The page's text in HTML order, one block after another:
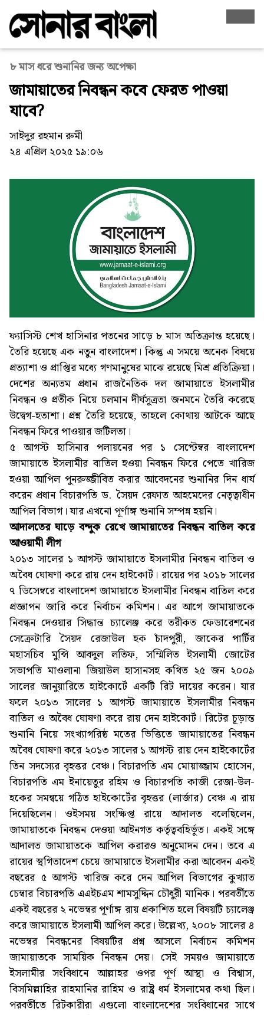
৮ মাস ধরে শুনানির জন্য অপেক্ষা
জামায়াতের নিবন্ধন কবে ফেরত পাওয়া
যাবে?
সাইদুর রহমান রুমী
২৪ এপ্রিল ২০২৫ ১৯:০৬
ফ্যাসিস্ট শেখ হাসিনার পতনের সাড়ে ৮ মাস অতিক্রান্ত হয়েছে।
তৈরি হয়েছে এক নতুন বাংলাদেশ। কিন্তু এ সময়ে অনেক বিষয়ে
প্রত্যাশা ও প্রাপ্তির মধ্যে গণমানুষের মাঝে রয়েছে মিশ্র প্রতিক্রিয়া।
দেশের অন্যতম প্রধান রাজনৈতিক দল জামায়াতে ইসলামীর
নিবন্ধন ও প্রতীক নিয়ে চলমান দীর্ঘসূত্রতা জনমনে তৈরি করেছে
উদ্বেগ-হতাশা। প্রশ্ন তৈরি হয়েছে, তাহলে কোথায় আটকে আছে
নিবন্ধন ফিরে পাওয়ার জটিলতা।
৫ আগস্ট হাসিনার পলায়নের পর ১ সেপ্টেম্বর বাংলাদেশ
জামায়াতে ইসলামীর বাতিল হওয়া নিবন্ধন ফিরে পেতে খারিজ
হওয়া আপিল পুনরুজ্জীবিত করার আবেদনের শুনানির দিন ধার্য
করেন প্রধান বিচারপতি ড. সৈয়দ রেফাত আহমেদের নেতৃত্বাধীন
আপিল বিভাগ। যার এখনো পূর্ণাঙ্গ শুনানি সম্পন্ন হয়নি।
আদালতের ঘাড়ে বন্দুক রেখে জামায়াতের নিবন্ধন বাতিল করে
আওয়ামী লীগ
২০১৩ সালের ১ আগস্ট জামায়াতে ইসলামীর নিবন্ধন বাতিল ও
অবৈধ ঘোষণা করে রায় দেন হাইকোর্ট। রায়ের পর ২০১৮ সালের
৭ ডিসেম্বরে বাংলাদেশ জামায়াতে ইসলামীর নিবন্ধন বাতিল করে
প্রজ্ঞাপন জারি করে নির্বাচন কমিশন। এর আগে জামায়াতকে
নিবন্ধন দেওয়ার সিদ্ধান্ত চ্যালেঞ্জ করে তরীকত ফেডারেশনের
সেক্রেটারি সৈয়দ রেজাউল হক চাঁদপুরী, জাকের পার্টির
মহাসচিব মুন্সি আবদুল লতিফ, সম্মিলিত ইসলামী জোটের
সভাপতি মাওলানা জিয়াউল হাসানসহ কথিত ২৫ জন ২০০৯
সালের জানুয়ারিতে হাইকোর্টে একটি রিট দায়ের করেন। যার
ফলে ২০১৩ সালের ১ আগস্ট জামায়াতে ইসলামীর নিবন্ধন
বাতিল ও অবৈধ ঘোষণা করে রায় দেন হাইকোর্ট। রিটের চূড়ান্ত
শুনানি নিয়ে সংখ্যাগরিষ্ঠ মতের ভিত্তিতে জামায়াতের নিবন্ধন
অবৈধ ঘোষণা করে ২০১৩ সালের ১ আগস্ট রায় দেন হাইকোর্টের
তিন সদস্যের বৃহত্তর বেঞ্চ। বিচারপতি এম মোয়াজ্জাম হোসেন,
বিচারপতি এম ইনায়েতুর রহিম ও বিচারপতি কাজী রেজা-উল-
হকের সমন্বয়ে গঠিত হাইকোর্টের বৃহত্তর (লার্জার) বেঞ্চ এ রায়
দিয়েছিলেন। ওইসময় সংক্ষিপ্ত রায়ে আদালত বলেছিলেন,
জামায়াতকে নিবন্ধন দেওয়া আইনগত কর্তৃত্ববহির্ভূত। একই সঙ্গে
আদালত জামায়াতকে আপিল করারও অনুমোদন দেন। তবে এ
রায়ের স্থগিতাদেশ চেয়ে জামায়াতে ইসলামীর করা আবেদন একই
বছরের ৫ আগস্ট খারিজ করে দেন আপিল বিভাগের কুখ্যাত
চেম্বার বিচারপতি এএইচএম শামসুদ্দিন চৌধুরী মানিক। পরবর্তীতে
একই বছরের ২ নভেম্বর পূর্ণাঙ্গ রায় প্রকাশিত হলে বিষয়টি চ্যালেঞ্জ
করে জামায়াতে ইসলামী আপিল করে। উল্লেখ্য, ২০০৮ সালের ৪
নভেম্বর নিবন্ধনের বিষয়টির প্রশ্ন আসলে নির্বাচন কমিশন
জামায়াতকে সাময়িক নিবন্ধন দেয়। সেই সময়ও জামায়াতে
ইসলামীর সংবিধানে আল্লাহর ওপর পূর্ণ আস্থা ও বিশ্বাস,
বিসমিল্লাহির রাহমানির রাহিম ও রাষ্ট্র ধর্ম ইসলামের কথা ছিল।
পরবর্তীতে রিটকারীরা এগুলো বাংলাদেশের সংবিধানের সাথে